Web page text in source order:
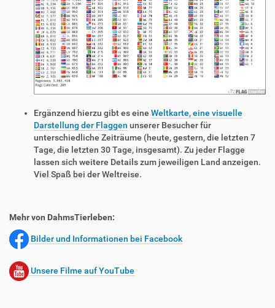
Ergänzend hierzu gibt es eine Weltkarte, eine visuelle
Darstellung der Flaggen unserer Besucher für
unterschiedliche Zeiträume (heute, gestern, die letzten 7
Tage, die letzten 30 Tage, insgesamt). Zu jeder Flagge
lassen sich weitere Details zum jeweiligen Land anzeigen.
Viel Spaß bei der Weltreise.
Mehr von DahmsTierleben:
Bilder und Informationen bei Facebook
Unsere Filme auf YouTube